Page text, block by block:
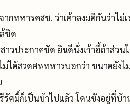
ากทหารคสช. ว่าเค้าลงมติกันว่าไ
ชิด
าวประกาศชัด ยินดีนั่งเก้าอี้ถ้าส่ว
ม่ได้สวดศพทหารบอกว่า ขนาดยัง
ศมิ์ก็เป็นบ้าไปแล้ว โดนขังอยู่ที่บ้า